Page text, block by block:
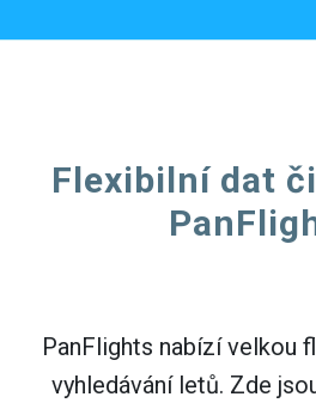
Flexibilní dat
PanFlights nabízí velkou
vyhledávání letů. Zde